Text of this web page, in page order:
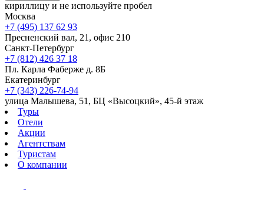
кириллицу и не используйте пробел
Москва
+7 (495) 137 62 93
Пресненский вал, 21, офис 210
Санкт-Петербург
+7 (812) 426 37 18
Пл. Карла Фаберже д. 8Б
Екатеринбург
+7 (343) 226-74-94
улица Малышева, 51, БЦ «Высоцкий», 45-й этаж
Туры
Отели
Акции
Агентствам
Туристам
О компании